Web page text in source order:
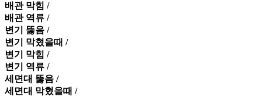
배관 막힘 /
배관 역류 /
변기 뚫음 /
변기 막혔을때 /
변기 막힘 /
변기 역류 /
세면대 뚫음 /
세면대 막혔을때 /